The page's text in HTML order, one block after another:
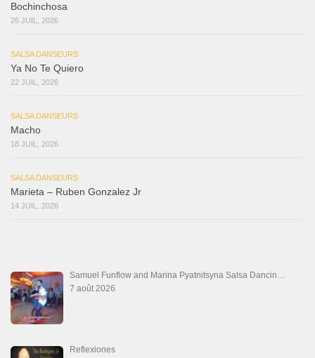
Bochinchosa
26 JUIL, 2026
SALSA DANSEURS
Ya No Te Quiero
22 JUIL, 2026
SALSA DANSEURS
Macho
18 JUIL, 2026
SALSA DANSEURS
Marieta – Ruben Gonzalez Jr
14 JUIL, 2026
Samuel Funflow and Marina Pyatnitsyna Salsa Dancin…
7 août 2026
Reflexiones